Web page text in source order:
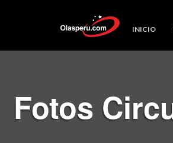
INICIO